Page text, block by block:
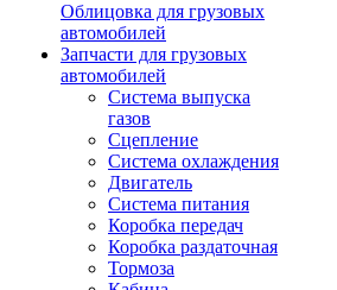
Облицовка для грузовых
автомобилей
Запчасти для грузовых
автомобилей
Система выпуска
газов
Сцепление
Система охлаждения
Двигатель
Система питания
Коробка передач
Коробка раздаточная
Тормоза